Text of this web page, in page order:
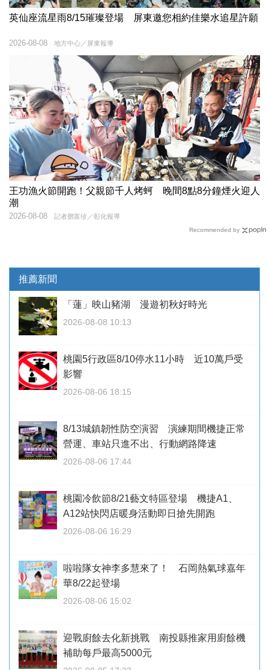
英仙座流星雨8/15璀璨登場 屏東邀您相約佳樂水追星許願
地方中心／屏東報導
2026-08-08
王功漁火節開跑！父親節千人烤蚵 晚間8點8分鐘煙火迎人
潮
記者鄧富珍／彰化報導
2026-08-08
Recommended by
推薦新聞
「蓮」映山豬湖 漫遊初秋好時光
2026-08-08 10:13
桃園5行政區8/10停水11小時 近10萬戶受
影響
2026-08-06 18:15
8/13城鎮韌性防空演習 演練期間機捷正常
營運、車站只進不出、行動網路降速
2026-08-06 17:44
桃園冷飲節8/21藝文特區登場 機捷A1、
A12站快閃店暖身活動即日搶先開跑
2026-08-06 16:29
啦啦隊女神李多慧來了！ 石岡熱氣球嘉年
華8/22起登場
2026-08-06 15:02
迎戰廚餘去化新挑戰 南投縣推家用廚餘機
補助每戶最高5000元